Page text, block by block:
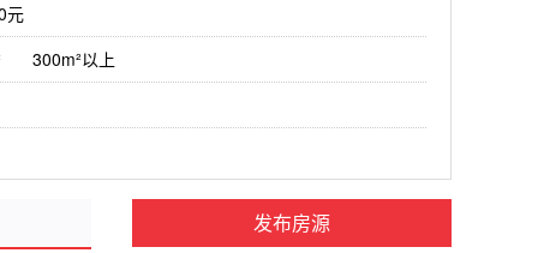
元
300m²以上
发布房源